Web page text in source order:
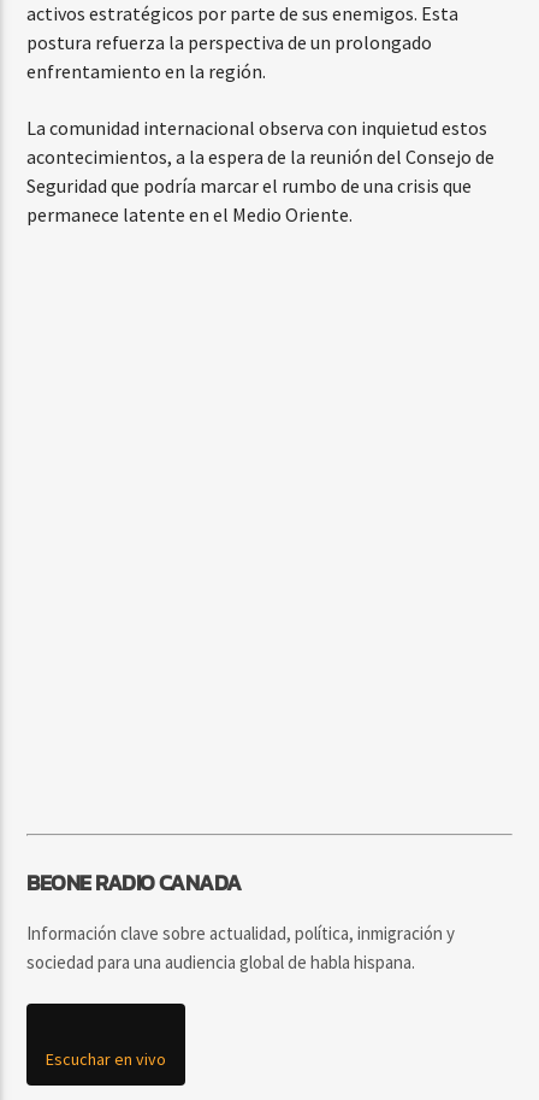
activos estratégicos por parte de sus enemigos. Esta
postura refuerza la perspectiva de un prolongado
enfrentamiento en la región.
La comunidad internacional observa con inquietud estos
acontecimientos, a la espera de la reunión del Consejo de
Seguridad que podría marcar el rumbo de una crisis que
permanece latente en el Medio Oriente.
BEONE RADIO CANADA
Información clave sobre actualidad, política, inmigración y
sociedad para una audiencia global de habla hispana.
Escuchar en vivo